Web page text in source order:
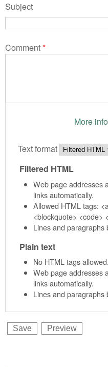
Subject
Comment*
More
Text format
Filtered HTML
Web page addresses
links automatically.
Allowed HTML tags:
<blockquote> <code>
Lines and paragraphs
Plain text
No HTML tags allowed.
Web page addresses
links automatically.
Lines and paragraphs